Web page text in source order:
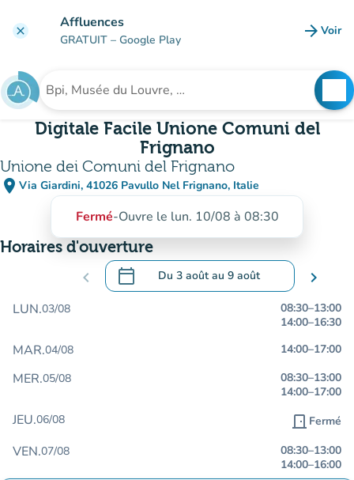
clear Affluences
GRATUIT – Google Play arrow_forward Voir
Rechercher un établissement
Digitale Facile Unione Comuni del
Frignano
Unione dei Comuni del Frignano
place Via Giardini, 41026 Pavullo Nel Frignano, Italie
(ouvrir dans Google Maps)
(nouvel onglet)
Fermé-Ouvre le lun. 10/08 à 08:30
Horaires d'ouverture
chevron_left calendar_today Du 3 aoûtau 9 août
.Ouvrir le calendrier pour changer de
chevron_right
LUN.03/08 08:30–13:00
14:00–16:30
MAR.04/08 14:00–17:00
MER.05/08 08:30–13:00
14:00–17:00
JEU.06/08 door_front Fermé
VEN.07/08 08:30–13:00
14:00–16:00